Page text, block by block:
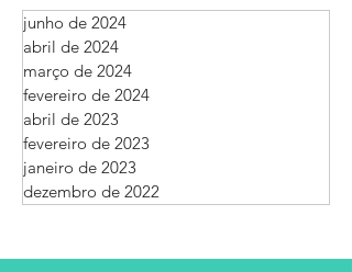
junho de 2024
abril de 2024
março de 2024
fevereiro de 2024
abril de 2023
fevereiro de 2023
janeiro de 2023
dezembro de 2022